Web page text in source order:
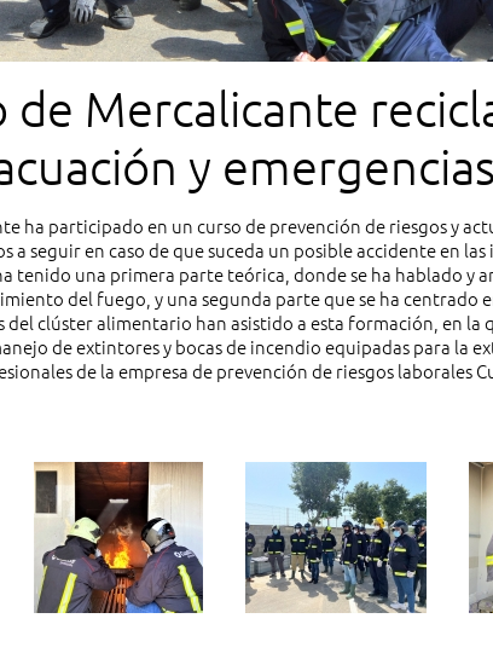
de Mercalicante
y emergencias
ha participado en un curso de prevención de riesgos y
a seguir en caso de que suceda un posible accidente en
tenido una primera parte teórica, donde se ha hablado y
del fuego, y una segunda parte que se ha centrado
del clúster alimentario han asistido a esta formación, en la
de extintores y bocas de incendio equipadas para la
de la empresa de prevención de riesgos laborales